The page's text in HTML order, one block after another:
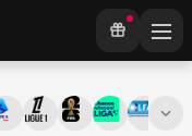
Serie ALigue 1Mistrovství světa
Chance3. ČFL